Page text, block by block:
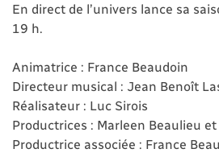
En direct de l’univers lance sa
19 h.
Animatrice : France Beaudoin
Directeur musical : Jean Benoît
Réalisateur : Luc Sirois
Productrices : Marleen Beaulieu
Productrice associée : France